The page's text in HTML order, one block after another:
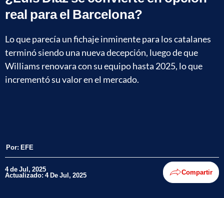
real para el Barcelona?
Lo que parecía un fichaje inminente para los catalanes
terminó siendo una nueva decepción, luego de que
Williams renovara con su equipo hasta 2025, lo que
incrementó su valor en el mercado.
Por: EFE
4 de Jul, 2025
Actualizado: 4 De Jul, 2025 Compartir